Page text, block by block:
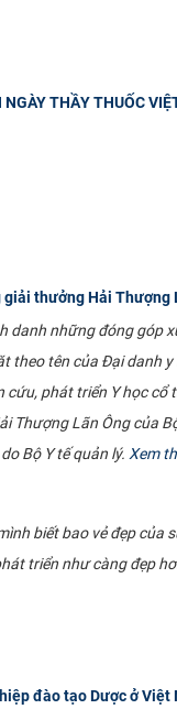
THẦY THUỐC
thưởng Hải Thượng
những đóng góp
theo tên của Đại danh
phát triển Y học
Lãn Ông của
Bộ Y tế quản lý. Xem
biết bao vẻ đẹp của
triển như càng đẹp
đào tạo Dược ở